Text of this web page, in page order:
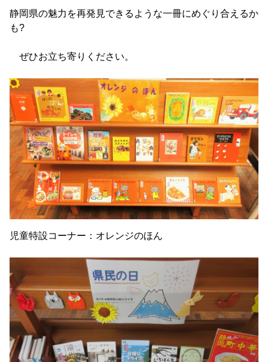
静岡県の魅力を再発見できるような一冊にめぐり合えるか
も?
ぜひお立ち寄りください。
児童特設コーナー：オレンジのほん